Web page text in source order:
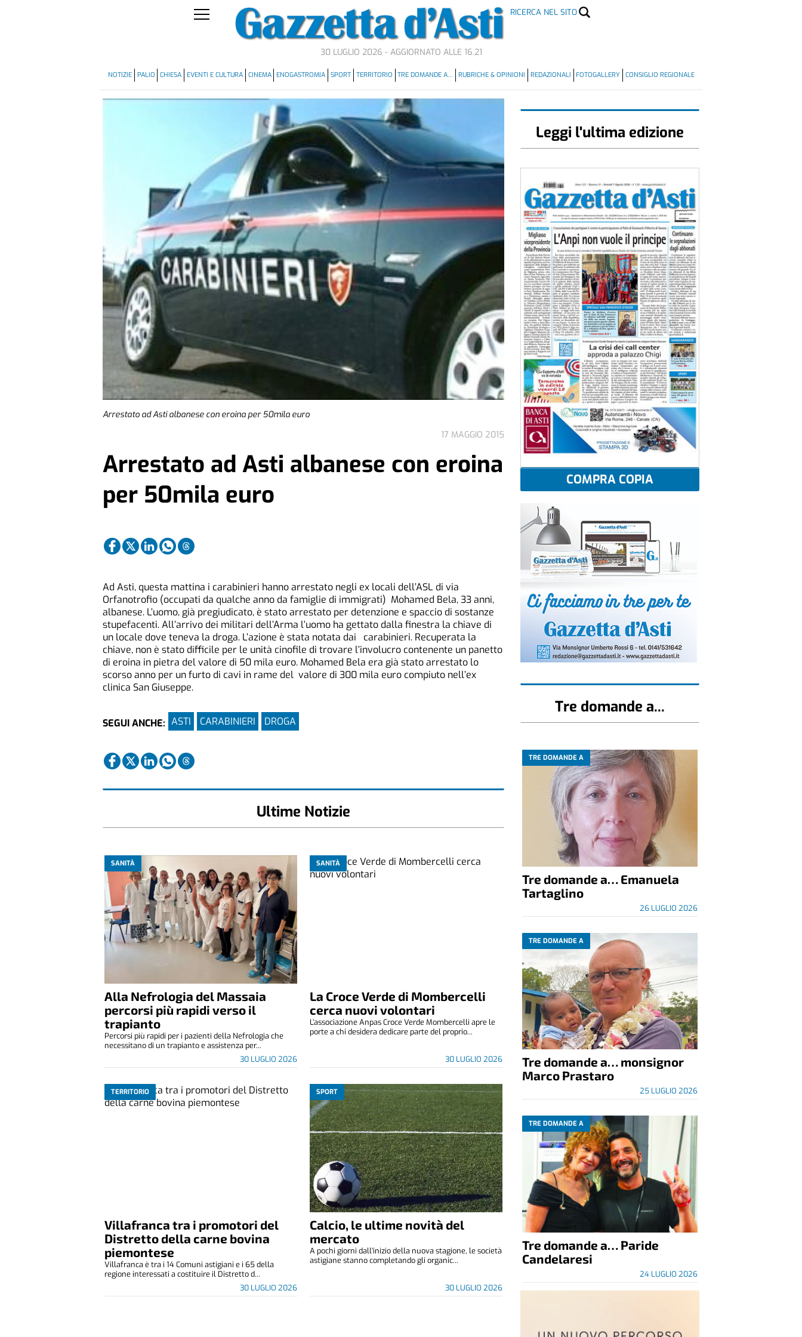
RICERCA NEL SITO
30 LUGLIO 2026 - AGGIORNATO ALLE 16.21
NOTIZIE PALIO CHIESA EVENTI E CULTURA CINEMA ENOGASTROMIA SPORT TERRITORIO TRE DOMANDE A… RUBRICHE & OPINIONI REDAZIONALI FOTOGALLERY CONSIGLIO REGIONALE
Arrestato ad Asti albanese con eroina per 50mila euro
17 MAGGIO 2015
Arrestato ad Asti albanese con eroina
per 50mila euro
Ad Asti, questa mattina i carabinieri hanno arrestato negli ex locali dell’ASL di via
Orfanotrofio (occupati da qualche anno da famiglie di immigrati) Mohamed Bela, 33 anni,
albanese. L’uomo, già pregiudicato, è stato arrestato per detenzione e spaccio di sostanze
stupefacenti. All’arrivo dei militari dell’Arma l’uomo ha gettato dalla finestra la chiave di
un locale dove teneva la droga. L’azione è stata notata dai carabinieri. Recuperata la
chiave, non è stato difficile per le unità cinofile di trovare l’involucro contenente un panetto
di eroina in pietra del valore di 50 mila euro. Mohamed Bela era già stato arrestato lo
scorso anno per un furto di cavi in rame del valore di 300 mila euro compiuto nell’ex
clinica San Giuseppe.
SEGUI ANCHE: ASTI CARABINIERI DROGA
Ultime Notizie
SANITÀ
Alla Nefrologia del Massaia
percorsi più rapidi verso il
trapianto
30 LUGLIO 2026
Percorsi più rapidi per i pazienti della Nefrologia che
necessitano di un trapianto e assistenza per...
SANITÀ
La Croce Verde di Mombercelli
cerca nuovi volontari
30 LUGLIO 2026
L’associazione Anpas Croce Verde Mombercelli apre le
porte a chi desidera dedicare parte del proprio...
TERRITORIO
Villafranca tra i promotori del
Distretto della carne bovina
piemontese
30 LUGLIO 2026
Villafranca è tra i 14 Comuni astigiani e i 65 della
regione interessati a costituire il Distretto d...
SPORT
Calcio, le ultime novità del
mercato
30 LUGLIO 2026
A pochi giorni dall'inizio della nuova stagione, le società
astigiane stanno completando gli organic...
Leggi l'ultima edizione
COMPRA COPIA
Tre domande a...
TRE DOMANDE A
Tre domande a… Emanuela
Tartaglino
26 LUGLIO 2026
TRE DOMANDE A
Tre domande a… monsignor
Marco Prastaro
25 LUGLIO 2026
TRE DOMANDE A
Tre domande a… Paride
Candelaresi
24 LUGLIO 2026